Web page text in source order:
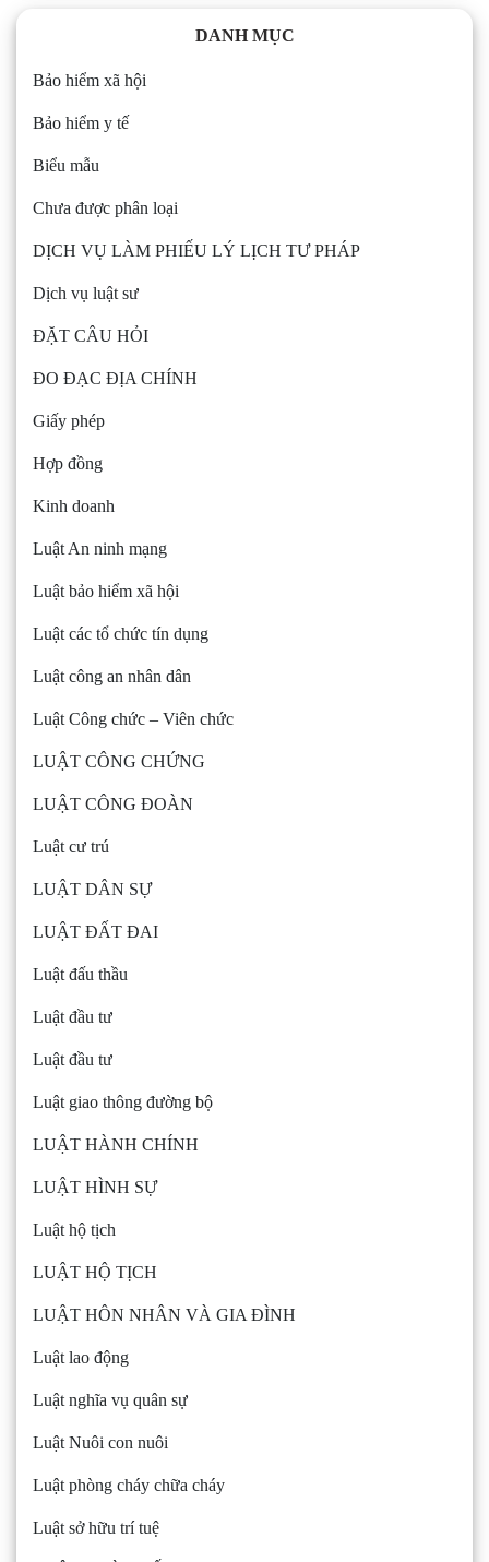
DANH MỤC
Bảo hiểm xã hội
Bảo hiểm y tế
Biểu mẫu
Chưa được phân loại
DỊCH VỤ LÀM PHIẾU LÝ LỊCH TƯ PHÁP
Dịch vụ luật sư
ĐẶT CÂU HỎI
ĐO ĐẠC ĐỊA CHÍNH
Giấy phép
Hợp đồng
Kinh doanh
Luật An ninh mạng
Luật bảo hiểm xã hội
Luật các tổ chức tín dụng
Luật công an nhân dân
Luật Công chức – Viên chức
LUẬT CÔNG CHỨNG
LUẬT CÔNG ĐOÀN
Luật cư trú
LUẬT DÂN SỰ
LUẬT ĐẤT ĐAI
Luật đấu thầu
Luật đầu tư
Luật đầu tư
Luật giao thông đường bộ
LUẬT HÀNH CHÍNH
LUẬT HÌNH SỰ
Luật hộ tịch
LUẬT HỘ TỊCH
LUẬT HÔN NHÂN VÀ GIA ĐÌNH
Luật lao động
Luật nghĩa vụ quân sự
Luật Nuôi con nuôi
Luật phòng cháy chữa cháy
Luật sở hữu trí tuệ